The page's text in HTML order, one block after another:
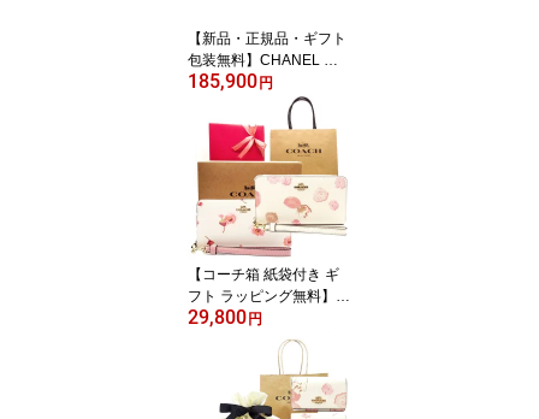
【新品・正規品・ギフト
包装無料】CHANEL シ
ャネル 財布 マトラッセ
キャビアスキン AP0241
二つ折り長財布 ブラック
【新作・新品・正規品】
シャネル財布 CHANEL
財布【シャネル サイフ】
【ブランド】【楽ギフ_
包装】【02P01Oct16】
185,900 円
【コーチ箱 紙袋付き ギ
フト ラッピング無料】コ
ーチ 財布 COACH 長財
布 フローラルプリント
花柄 アコーディオン長財
布 CR-625 C4455 IMCA
H COACH【新作 新品 限
29,800 円